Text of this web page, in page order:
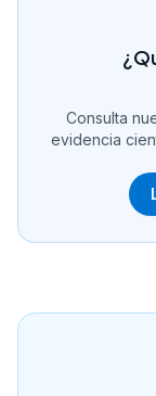
Consulta
evidencia